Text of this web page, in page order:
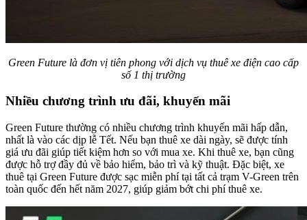
Green Future là đơn vị tiên phong với dịch vụ thuê xe điện cao cấp
số 1 thị trường
Nhiều chương trình ưu đãi, khuyến mãi
Green Future thường có nhiều chương trình khuyến mãi hấp dẫn,
nhất là vào các dịp lễ Tết. Nếu bạn thuê xe dài ngày, sẽ được tính
giá ưu đãi giúp tiết kiệm hơn so với mua xe. Khi thuê xe, bạn cũng
được hỗ trợ đầy đủ về bảo hiểm, bảo trì và kỹ thuật. Đặc biệt, xe
thuê tại Green Future được sạc miễn phí tại tất cả trạm V-Green trên
toàn quốc đến hết năm 2027, giúp giảm bớt chi phí thuê xe.